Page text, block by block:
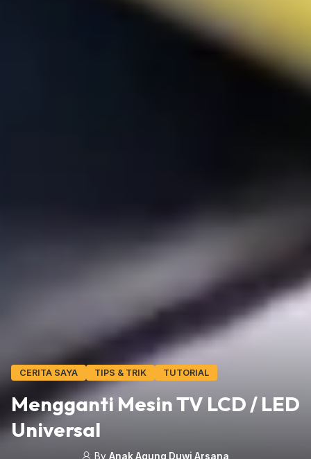
CERITA SAYA TIPS & TRIK TUTORIAL
Mengganti Mesin TV LCD / LED
Universal
By Anak Agung Duwi Arsana